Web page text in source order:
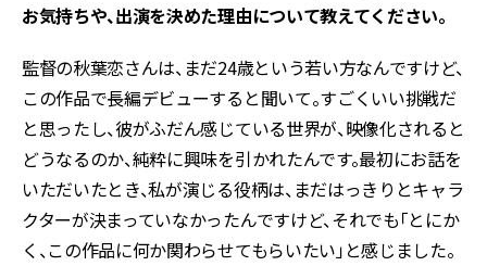
お気持ちや、出演を決めた理由について教えてください。
監督の秋葉恋さんは、まだ24歳という若い方なんですけど、
この作品で長編デビューすると聞いて。すごくいい挑戦だ
と思ったし、彼がふだん感じている世界が、映像化されると
どうなるのか、純粋に興味を引かれたんです。最初にお話を
いただいたとき、私が演じる役柄は、まだはっきりとキャラ
クターが決まっていなかったんですけど、それでも「とにか
く、この作品に何か関わらせてもらいたい」と感じました。